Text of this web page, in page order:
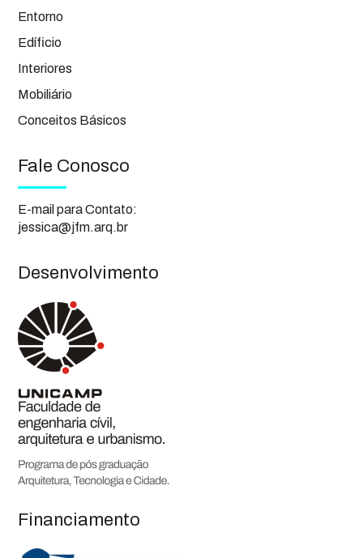
Entorno
Edíficio
Interiores
Mobiliário
Conceitos Básicos
Fale Conosco
E-mail para Contato:
jessica@jfm.arq.br
Desenvolvimento
Financiamento